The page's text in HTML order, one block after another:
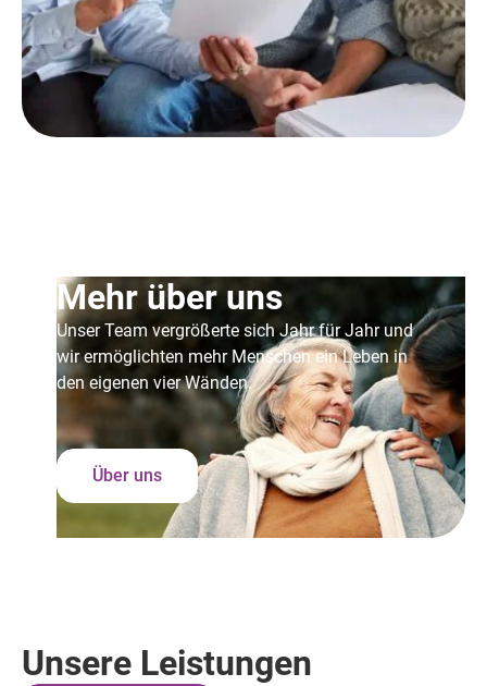
Mehr über uns
Unser Team vergrößerte sich Jahr für Jahr und
wir ermöglichten mehr Menschen ein Leben in
den eigenen vier Wänden.
Über uns
Unsere Leistungen